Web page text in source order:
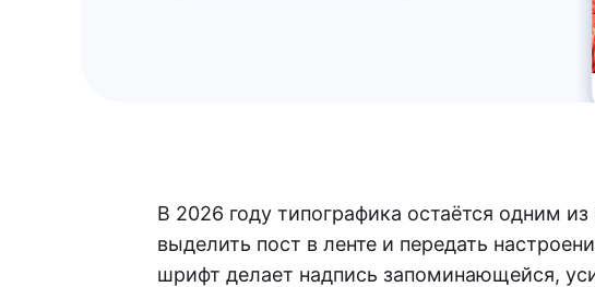
В 2026 году типографика остаётся одним
выделить пост в ленте и передать
шрифт делает надпись запоминающейся,